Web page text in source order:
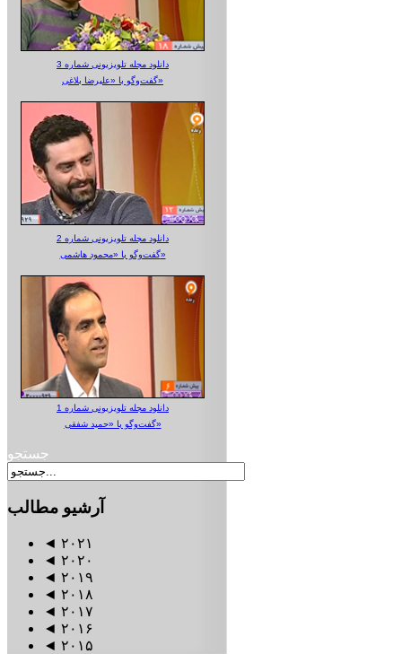
دانلود مجله تلویزیونی شماره 3
گفت‌وگو با «علیرضا بلاغی»
دانلود مجله تلویزیونی شماره 2
گفت‌وگو با «محمود هاشمی»
دانلود مجله تلویزیونی شماره 1
گفت‌وگو با «حمید شفقی»
جستجو
آرشیو مطالب
◄ ۲۰۲۱
◄ ۲۰۲۰
◄ ۲۰۱۹
◄ ۲۰۱۸
◄ ۲۰۱۷
◄ ۲۰۱۶
◄ ۲۰۱۵